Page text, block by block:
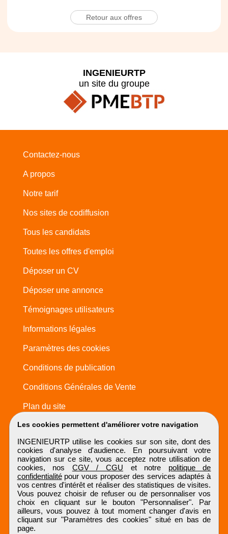
Retour aux offres
Les cookies permettent d'améliorer votre navigation
INGENIEURTP utilise les cookies sur son site, dont des
cookies d'analyse d'audience. En poursuivant votre
navigation sur ce site, vous acceptez notre utilisation de
cookies, nos CGV / CGU et notre politique de
confidentialitépour vous proposer des services adaptés à
vos centres d'intérêt et réaliser des statistiques de visites.
Vous pouvez choisir de refuser ou de personnaliser vos
choix en cliquant sur le bouton "Personnaliser". Par
ailleurs, vous pouvez à tout moment changer d'avis en
cliquant sur "Paramètres des cookies" situé en bas de
page.
INGENIEURTP
un site du groupe
Contactez-nous
A propos
Notre tarif
Nos sites de codiffusion
Tous les candidats
Toutes les offres d'emploi
Déposer un CV
Déposer une annonce
Témoignages utilisateurs
Informations légales
Paramètres des cookies
Conditions de publication
Conditions Générales de Vente
Plan du site